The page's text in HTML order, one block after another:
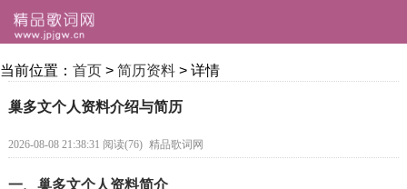
当前位置： 首页 > 简历资料 > 详情
巢多文个人资料介绍与简历
2026-08-08 21:38:31 阅读(76) 精品歌词网
一、巢多文个人资料简介